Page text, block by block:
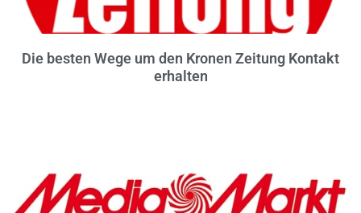
Die besten Wege um den Kronen Zeitung Kontakt
erhalten